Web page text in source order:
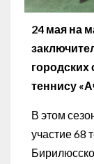
24 мая на
теннису
В этом
участие 68